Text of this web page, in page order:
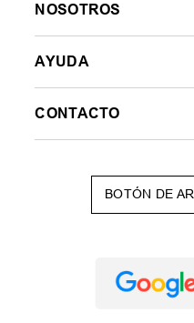
NOSOTROS
AYUDA
CONTACTO
BOTÓN DE